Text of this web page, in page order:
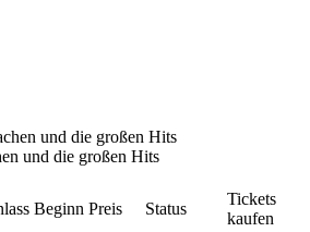
und die großen Hits
Beginn Preis Status
Tickets
kaufen